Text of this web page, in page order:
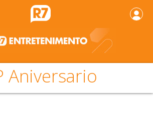
Aniversario